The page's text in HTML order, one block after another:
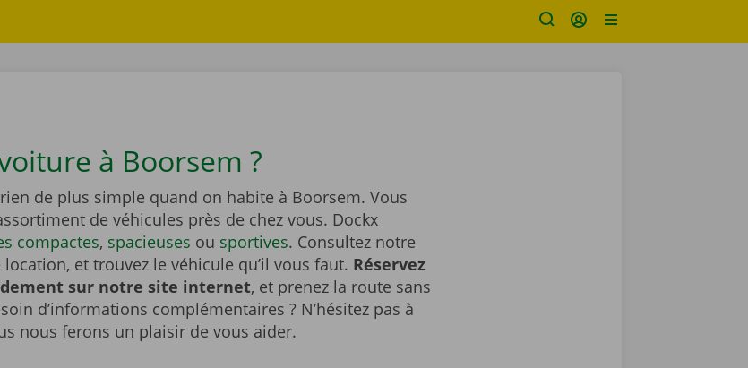
à Boorsem ?
de plus simple quand on habite à Boorsem. Vous
de véhicules près de chez vous. Dockx
compactes, spacieuses ou sportives. Consultez notre
et trouvez le véhicule qu’il vous faut. Réservez
sur notre site internet, et prenez la route sans
d’informations complémentaires ? N’hésitez pas à
nous ferons un plaisir de vous aider.